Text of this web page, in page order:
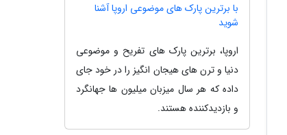
با برترین پارک های موضوعی اروپا آشنا
شوید
اروپا، برترین پارک های تفریح و موضوعی
دنیا و ترن های هیجان انگیز را در خود جای
داده که هر سال میزبان میلیون ها جهانگرد
و بازدیدکننده هستند.